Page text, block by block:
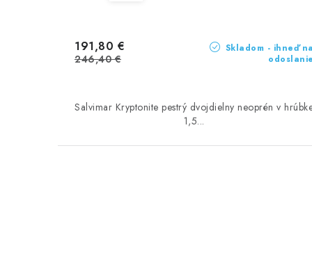
Skladom - ihneď na
odoslanie
191,80 €
246,40 €
Salvimar Kryptonite pestrý dvojdielny neoprén v
1,5...